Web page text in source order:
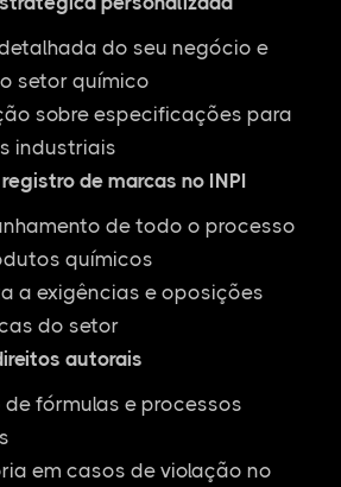
do seu negócio e
setor químico
sobre especificações para
industriais
de marcas no INPI
de todo o processo
químicos
a exigências e oposições
do setor
autorais
de fórmulas e processos
em casos de violação no